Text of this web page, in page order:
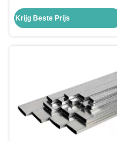
antireflecterend voor ramen en
deuren
Krijg Beste Prijs